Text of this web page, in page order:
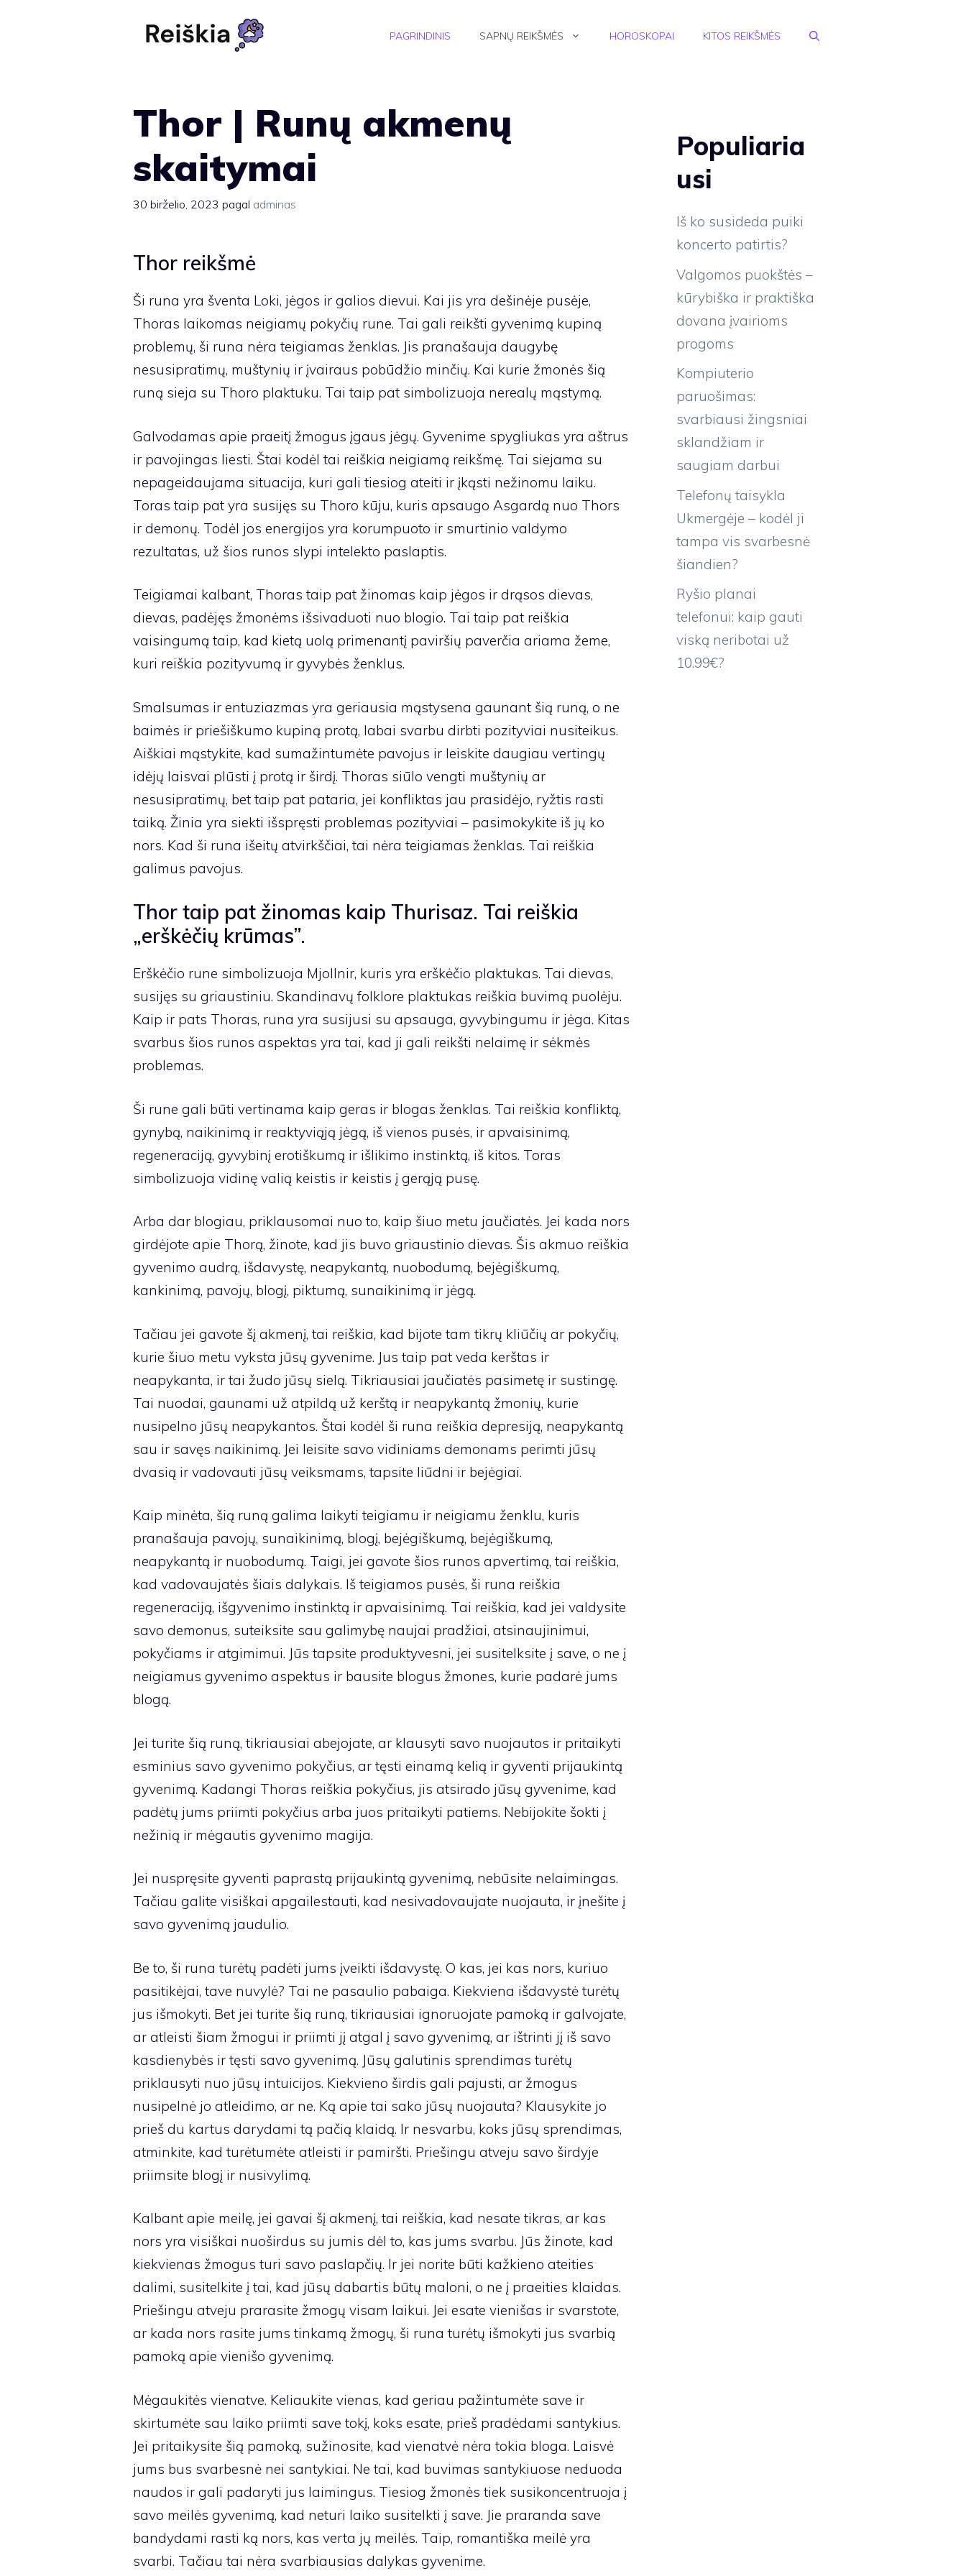
PAGRINDINIS SAPNŲ REIKŠMĖS HOROSKOPAI KITOS REIKŠMĖS
Thor | Runų akmenų
skaitymai
30 birželio, 2023 pagal adminas
Thor reikšmė
Ši runa yra šventa Loki, jėgos ir galios dievui. Kai jis yra dešinėje pusėje,
Thoras laikomas neigiamų pokyčių rune. Tai gali reikšti gyvenimą kupiną
problemų, ši runa nėra teigiamas ženklas. Jis pranašauja daugybę
nesusipratimų, muštynių ir įvairaus pobūdžio minčių. Kai kurie žmonės šią
runą sieja su Thoro plaktuku. Tai taip pat simbolizuoja nerealų mąstymą.
Galvodamas apie praeitį žmogus įgaus jėgų. Gyvenime spygliukas yra aštrus
ir pavojingas liesti. Štai kodėl tai reiškia neigiamą reikšmę. Tai siejama su
nepageidaujama situacija, kuri gali tiesiog ateiti ir įkąsti nežinomu laiku.
Toras taip pat yra susijęs su Thoro kūju, kuris apsaugo Asgardą nuo Thors
ir demonų. Todėl jos energijos yra korumpuoto ir smurtinio valdymo
rezultatas, už šios runos slypi intelekto paslaptis.
Teigiamai kalbant, Thoras taip pat žinomas kaip jėgos ir drąsos dievas,
dievas, padėjęs žmonėms išsivaduoti nuo blogio. Tai taip pat reiškia
vaisingumą taip, kad kietą uolą primenantį paviršių paverčia ariama žeme,
kuri reiškia pozityvumą ir gyvybės ženklus.
Smalsumas ir entuziazmas yra geriausia mąstysena gaunant šią runą, o ne
baimės ir priešiškumo kupiną protą, labai svarbu dirbti pozityviai nusiteikus.
Aiškiai mąstykite, kad sumažintumėte pavojus ir leiskite daugiau vertingų
idėjų laisvai plūsti į protą ir širdį. Thoras siūlo vengti muštynių ar
nesusipratimų, bet taip pat pataria, jei konfliktas jau prasidėjo, ryžtis rasti
taiką. Žinia yra siekti išspręsti problemas pozityviai – pasimokykite iš jų ko
nors. Kad ši runa išeitų atvirkščiai, tai nėra teigiamas ženklas. Tai reiškia
galimus pavojus.
Thor taip pat žinomas kaip Thurisaz. Tai reiškia
„erškėčių krūmas”.
Erškėčio rune simbolizuoja Mjollnir, kuris yra erškėčio plaktukas. Tai dievas,
susijęs su griaustiniu. Skandinavų folklore plaktukas reiškia buvimą puolėju.
Kaip ir pats Thoras, runa yra susijusi su apsauga, gyvybingumu ir jėga. Kitas
svarbus šios runos aspektas yra tai, kad ji gali reikšti nelaimę ir sėkmės
problemas.
Ši rune gali būti vertinama kaip geras ir blogas ženklas. Tai reiškia konfliktą,
gynybą, naikinimą ir reaktyviąją jėgą, iš vienos pusės, ir apvaisinimą,
regeneraciją, gyvybinį erotiškumą ir išlikimo instinktą, iš kitos. Toras
simbolizuoja vidinę valią keistis ir keistis į gerąją pusę.
Arba dar blogiau, priklausomai nuo to, kaip šiuo metu jaučiatės. Jei kada nors
girdėjote apie Thorą, žinote, kad jis buvo griaustinio dievas. Šis akmuo reiškia
gyvenimo audrą, išdavystę, neapykantą, nuobodumą, bejėgiškumą,
kankinimą, pavojų, blogį, piktumą, sunaikinimą ir jėgą.
Tačiau jei gavote šį akmenį, tai reiškia, kad bijote tam tikrų kliūčių ar pokyčių,
kurie šiuo metu vyksta jūsų gyvenime. Jus taip pat veda kerštas ir
neapykanta, ir tai žudo jūsų sielą. Tikriausiai jaučiatės pasimetę ir sustingę.
Tai nuodai, gaunami už atpildą už kerštą ir neapykantą žmonių, kurie
nusipelno jūsų neapykantos. Štai kodėl ši runa reiškia depresiją, neapykantą
sau ir savęs naikinimą. Jei leisite savo vidiniams demonams perimti jūsų
dvasią ir vadovauti jūsų veiksmams, tapsite liūdni ir bejėgiai.
Kaip minėta, šią runą galima laikyti teigiamu ir neigiamu ženklu, kuris
pranašauja pavojų, sunaikinimą, blogį, bejėgiškumą, bejėgiškumą,
neapykantą ir nuobodumą. Taigi, jei gavote šios runos apvertimą, tai reiškia,
kad vadovaujatės šiais dalykais. Iš teigiamos pusės, ši runa reiškia
regeneraciją, išgyvenimo instinktą ir apvaisinimą. Tai reiškia, kad jei valdysite
savo demonus, suteiksite sau galimybę naujai pradžiai, atsinaujinimui,
pokyčiams ir atgimimui. Jūs tapsite produktyvesni, jei susitelksite į save, o ne į
neigiamus gyvenimo aspektus ir bausite blogus žmones, kurie padarė jums
blogą.
Jei turite šią runą, tikriausiai abejojate, ar klausyti savo nuojautos ir pritaikyti
esminius savo gyvenimo pokyčius, ar tęsti einamą kelią ir gyventi prijaukintą
gyvenimą. Kadangi Thoras reiškia pokyčius, jis atsirado jūsų gyvenime, kad
padėtų jums priimti pokyčius arba juos pritaikyti patiems. Nebijokite šokti į
nežinią ir mėgautis gyvenimo magija.
Jei nuspręsite gyventi paprastą prijaukintą gyvenimą, nebūsite nelaimingas.
Tačiau galite visiškai apgailestauti, kad nesivadovaujate nuojauta, ir įnešite į
savo gyvenimą jaudulio.
Be to, ši runa turėtų padėti jums įveikti išdavystę. O kas, jei kas nors, kuriuo
pasitikėjai, tave nuvylė? Tai ne pasaulio pabaiga. Kiekviena išdavystė turėtų
jus išmokyti. Bet jei turite šią runą, tikriausiai ignoruojate pamoką ir galvojate,
ar atleisti šiam žmogui ir priimti jį atgal į savo gyvenimą, ar ištrinti jį iš savo
kasdienybės ir tęsti savo gyvenimą. Jūsų galutinis sprendimas turėtų
priklausyti nuo jūsų intuicijos. Kiekvieno širdis gali pajusti, ar žmogus
nusipelnė jo atleidimo, ar ne. Ką apie tai sako jūsų nuojauta? Klausykite jo
prieš du kartus darydami tą pačią klaidą. Ir nesvarbu, koks jūsų sprendimas,
atminkite, kad turėtumėte atleisti ir pamiršti. Priešingu atveju savo širdyje
priimsite blogį ir nusivylimą.
Kalbant apie meilę, jei gavai šį akmenį, tai reiškia, kad nesate tikras, ar kas
nors yra visiškai nuoširdus su jumis dėl to, kas jums svarbu. Jūs žinote, kad
kiekvienas žmogus turi savo paslapčių. Ir jei norite būti kažkieno ateities
dalimi, susitelkite į tai, kad jūsų dabartis būtų maloni, o ne į praeities klaidas.
Priešingu atveju prarasite žmogų visam laikui. Jei esate vienišas ir svarstote,
ar kada nors rasite jums tinkamą žmogų, ši runa turėtų išmokyti jus svarbią
pamoką apie vienišo gyvenimą.
Mėgaukitės vienatve. Keliaukite vienas, kad geriau pažintumėte save ir
skirtumėte sau laiko priimti save tokį, koks esate, prieš pradėdami santykius.
Jei pritaikysite šią pamoką, sužinosite, kad vienatvė nėra tokia bloga. Laisvė
jums bus svarbesnė nei santykiai. Ne tai, kad buvimas santykiuose neduoda
naudos ir gali padaryti jus laimingus. Tiesiog žmonės tiek susikoncentruoja į
savo meilės gyvenimą, kad neturi laiko susitelkti į save. Jie praranda save
bandydami rasti ką nors, kas verta jų meilės. Taip, romantiška meilė yra
svarbi. Tačiau tai nėra svarbiausias dalykas gyvenime.
Populiaria
usi
Iš ko susideda puiki
koncerto patirtis?
Valgomos puokštės –
kūrybiška ir praktiška
dovana įvairioms
progoms
Kompiuterio
paruošimas:
svarbiausi žingsniai
sklandžiam ir
saugiam darbui
Telefonų taisykla
Ukmergėje – kodėl ji
tampa vis svarbesnė
šiandien?
Ryšio planai
telefonui: kaip gauti
viską neribotai už
10.99€?